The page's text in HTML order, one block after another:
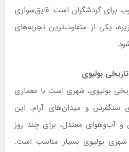
برای گردشگران است. قایق‌سواری
یکی از متفاوت‌ترین تجربه‌های
بولیوی
بولیوی، شهری است با معماری
سنگفرش و میدان‌های آرام. این
آب‌وهوای معتدل، برای چند روز
شهری بولیوی بسیار مناسب است.